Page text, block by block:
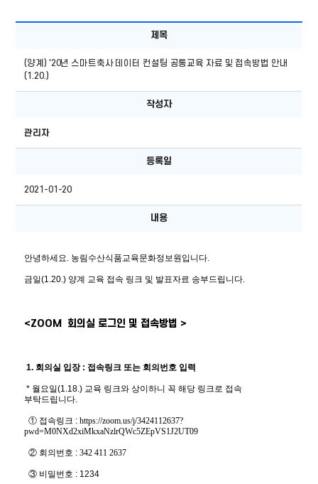
제목
(양계) '20년 스마트축사 데이터 컨설팅 공통교육 자료 및 접속방법 안내
(1.20.)
작성자
관리자
등록일
2021-01-20
내용
안녕하세요. 농림수산식품교육문화정보원입니다.
금일(1.20.) 양계 교육 접속 링크 및 발표자료 송부드립니다.
<ZOOM  회의실 로그인 및 접속방법 >
1. 회의실 입장 : 접속링크 또는 회의번호 입력
* 월요일(1.18.) 교육 링크와 상이하니 꼭 해당 링크로 접속
부탁드립니다.
① 접속링크 : https://zoom.us/j/3424112637?
pwd=M0NXd2xiMkxaNzlrQWc5ZEpVS1J2UT09
② 회의번호 : 342 411 2637
③ 비밀번호 : 1234